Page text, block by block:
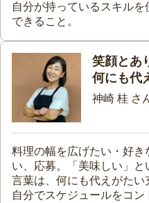
自分が持っているスキル
できること。
笑顔とあ
何にも代
神崎 桂 さ
料理の幅を広げたい・好
い、応募。「美味しい」
言葉は、何にも代えがたい
自分でスケジュールをコ